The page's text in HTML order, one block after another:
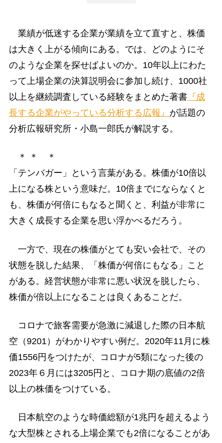
業績が低迷する企業が業績を立て直すと、株価
は大きく上がる傾向にある。では、どのようにそ
のような企業を探せばよいのか。10年以上にわた
って上場企業の決算説明会に参加し続け、1000社
以上を継続調査している経験をまとめた著書『成
長する企業がやっている分析する広報』 が話題の
分析広報研究所・小島一郎氏が解説する。
＊ ＊ ＊
「テンバガー」という言葉がある。株価が10倍以
上になる株という意味だ。10倍までにならなくと
も、株価が何倍にもなると聞くと、利益が非常に
大きく成長する企業を思い浮かべるだろう。
一方で、現在の株価がとても安い会社で、その
状態を脱した結果、「株価が何倍にもなる」こと
がある。経営状態が非常に悪い状況を脱したら、
株価が倍以上になることは良くあることだ。
コロナで旅客需要が急激に減退した際の日本航
空（9201）がわかりやすい例だ。2020年11月に株
価1556円をつけたが、コロナが5類になった後の
2023年６月には3205円と、コロナ期の底値の2倍
以上の株価をつけている。
日本航空のような時価総額が1兆円を超えるよう
な大型株とされる上場企業でも2倍になることがあ